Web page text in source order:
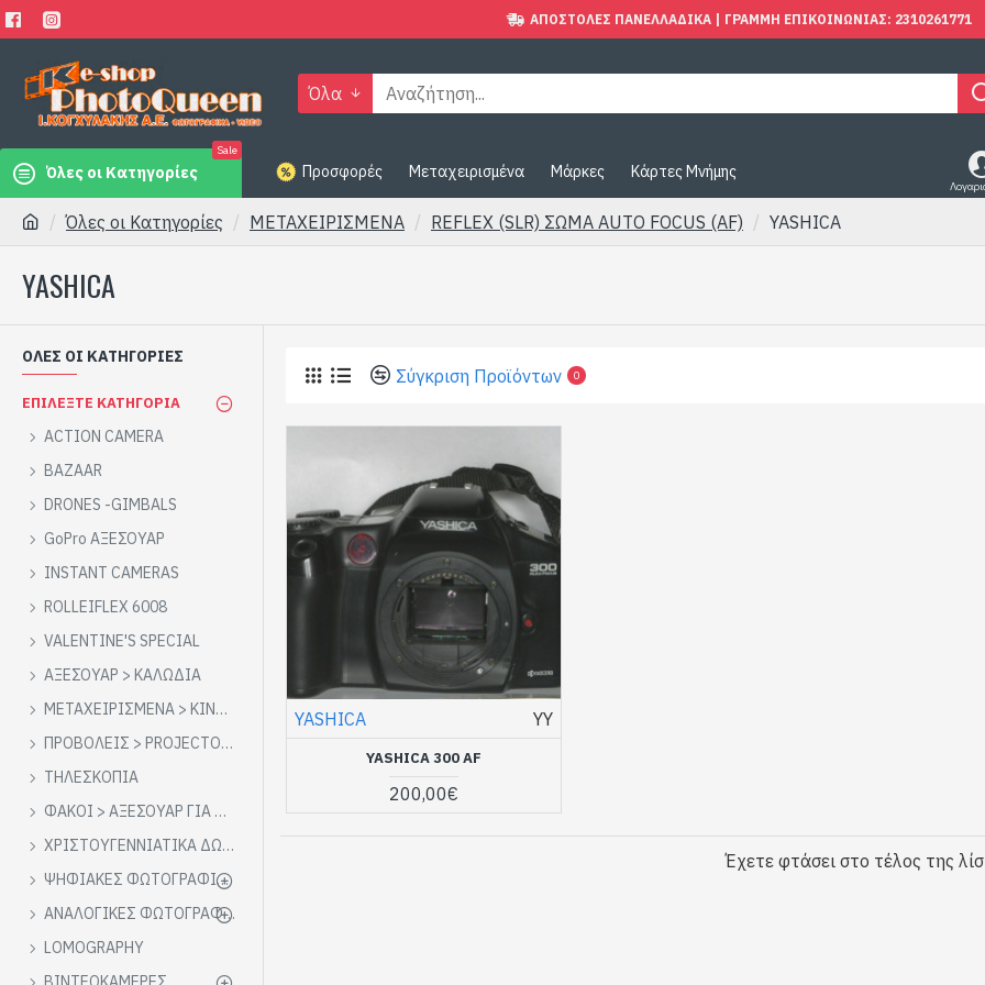
ΑΠΟΣΤΟΛΈΣ ΠΑΝΕΛΛΑΔΙΚΆ | ΓΡΑΜΜΉ ΕΠΙΚΟΙΝΩΝΊΑΣ: 2310261771
Όλα
Όλες οι Κατηγορίες
Sale
Προσφορές Μεταχειρισμένα Μάρκες Κάρτες Μνήμης
Όλες οι Κατηγορίες ΜΕΤΑΧΕΙΡΙΣΜΕΝΑ REFLEX (SLR) ΣΩΜΑ AUTO FOCUS (AF) YASHICA
YASHICA
ΌΛΕΣ ΟΙ ΚΑΤΗΓΟΡΊΕΣ
ΕΠΙΛΈΞΤΕ ΚΑΤΗΓΟΡΊΑ
ACTION CAMERA
BAZAAR
DRONES -GIMBALS
GoPro ΑΞΕΣΟΥΑΡ
INSTANT CAMERAS
ROLLEIFLEX 6008
VALENTINE'S SPECIAL
ΑΞΕΣΟΥΑΡ > ΚΑΛΩΔΙΑ
ΜΕΤΑΧΕΙΡΙΣΜΕΝΑ > ΚΙΝΗΜΑΤΟΓΡΑΦΙΚΑ
ΠΡΟΒΟΛΕΙΣ > PROJECTORS SLIDES
ΤΗΛΕΣΚΟΠΙΑ
ΦΑΚΟΙ > ΑΞΕΣΟΥΑΡ ΓΙΑ ΦΑΚΟΥΣ
ΧΡΙΣΤΟΥΓΕΝΝΙΑΤΙΚΑ ΔΩΡΑ
ΨΗΦΙΑΚΕΣ ΦΩΤΟΓΡΑΦΙΚΕΣ
ΑΝΑΛΟΓΙΚΕΣ ΦΩΤΟΓΡΑΦΙΚΕΣ
LOMOGRAPHY
Σύγκριση Προϊόντων 0
YASHICA YY
YASHICA 300 AF
200,00€
Έχετε φτάσει στο τέλος της